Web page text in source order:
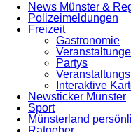
News Münster &
Polizeimeldungen
Freizeit
Gastronomie
Partys
Interaktive
Newsticker Münster
Sport
Münsterland